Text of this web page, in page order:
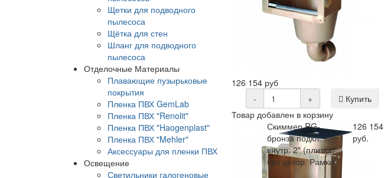
Щетки для подводного
пылесоса
Щётка для стен
Шланг для подводного
пылесоса
Отделочные Материалы
Плавающие пузырьковые
покрытия
Пленка ПВХ GemLab
Пленка ПВХ "Renolit"
Пленка ПВХ "Haogenplast"
Пленка ПВХ "Mehler"
Аксессуары для пленки ПВХ
Освещение
Светильники галогеновые
126 154 руб
-
+
Купить
Товар добавлен в корзину
Скиммер RG-
бронза подкл.
внутр. 2" (плитка)
без декор. Рамки
126 154
руб.